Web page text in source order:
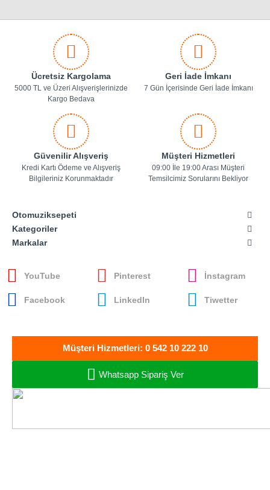
Ücretsiz Kargolama
5000 TL ve Üzeri Alışverişlerinizde
Kargo Bedava
Geri İade İmkanı
7 Gün İçerisinde Geri İade İmkanı
Güvenilir Alışveriş
Kredi Kartı Ödeme ve Alışveriş
Bilgileriniz Korunmaktadır
Müşteri Hizmetleri
09:00 İle 19:00 Arası Müşteri
Temsilcimiz Sorularını Bekliyor
Otomuziksepeti
Kategoriler
Markalar
YouTube Pinterest İnstagram
Facebook LinkedIn Tiwetter
Müşteri Hizmetleri: 0 542 10 222 10
Whatsapp Sipariş Ver